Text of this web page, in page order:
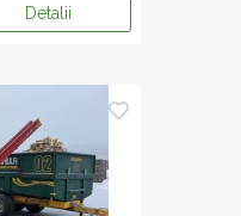
Detalii